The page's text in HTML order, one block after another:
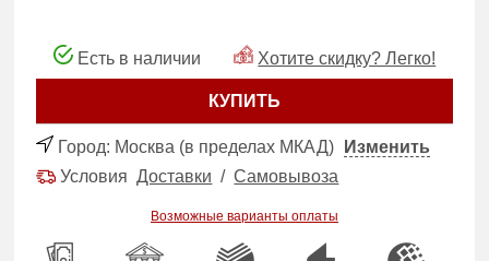
Есть в наличии Хотите скидку? Легко!
КУПИТЬ
Город: Москва (в пределах МКАД)
Изменить
УсловияДоставки /Самовывоза
Возможные варианты оплаты